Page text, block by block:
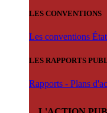
LES CONVENTIONS
Les conventions
LES RAPPORTS
Rapports - Plans